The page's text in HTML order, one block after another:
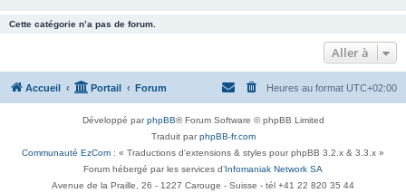
Cette catégorie n’a pas de forum.
Aller à
Accueil Portail Forum Heures au format UTC+02:00
Développé parphpBB® Forum Software © phpBB Limited
Traduit parphpBB-fr.com
Communauté EzCom : « Traductions d'extensions & styles pour phpBB 3.2.x & 3.3.x »
Forum hébergé par les services d’ Infomaniak Network SA
Avenue de la Praille, 26 - 1227 Carouge - Suisse - tél +41 22 820 35 44